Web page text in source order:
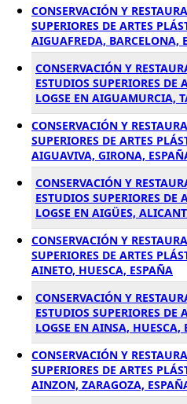
CONSERVACIÓN Y
SUPERIORES DE ARTES
AIGUAFREDA, BARCELONA,
CONSERVACIÓN Y
ESTUDIOS SUPERIORES DE
LOGSE EN AIGUAMURCIA,
CONSERVACIÓN Y
SUPERIORES DE ARTES
AIGUAVIVA, GIRONA,
CONSERVACIÓN Y
ESTUDIOS SUPERIORES DE
LOGSE EN AIGÜES,
CONSERVACIÓN Y
SUPERIORES DE ARTES
AINETO, HUESCA, ESPAÑA
CONSERVACIÓN Y
ESTUDIOS SUPERIORES DE
LOGSE EN AINSA, HUESCA,
CONSERVACIÓN Y
SUPERIORES DE ARTES
AINZON, ZARAGOZA,